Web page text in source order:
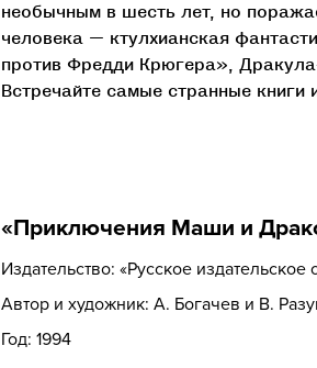
необычным в шесть лет, но
человека — ктулхианская
против Фредди Крюгера»,
Встречайте самые странные книги
«Приключения Маши и
Издательство: «Русское издательское
Автор и художник: А. Богачев и В.
Год: 1994